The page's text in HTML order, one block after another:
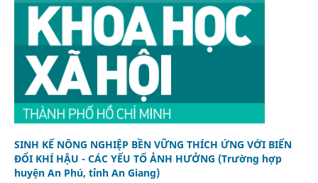
SINH KẾ NÔNG NGHIỆP BỀN VỮNG THÍCH ỨNG VỚI BIẾN
ĐỔI KHÍ HẬU - CÁC YẾU TỐ ẢNH HƯỞNG (Trường hợp
huyện An Phú, tỉnh An Giang)